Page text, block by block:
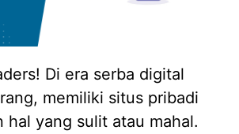
Di era serba digital
memiliki situs pribadi
hal yang sulit atau mahal.